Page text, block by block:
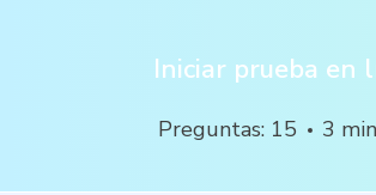
Iniciar prueba en
Preguntas: 15 3